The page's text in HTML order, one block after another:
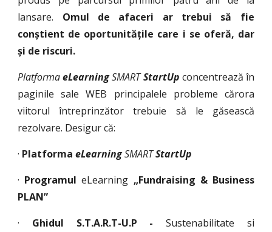
lansare. Omul de afaceri ar trebui să fie
conștient de oportunitățile care i se oferă, dar
și de riscuri.
PlatformaeLearningSMARTStartUp concentrează în
paginile sale WEB principalele probleme cărora
viitorul întreprinzător trebuie să le găsească
rezolvare. Desigur că:
· PlatformaeLearningSMARTStartUp
· ProgramuleLearning „Fundraising & Business
PLAN”
· Ghidul S.T.A.R.T-U.P - Sustenabilitate si